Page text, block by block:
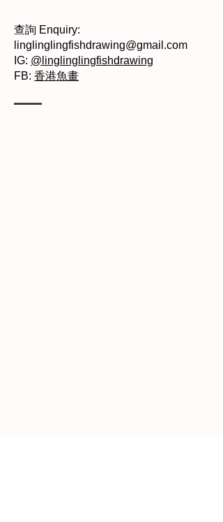
查詢 Enquiry:
linglinglingfishdrawing@gmail.com
IG: @linglinglingfishdrawing
FB: 香港魚畫